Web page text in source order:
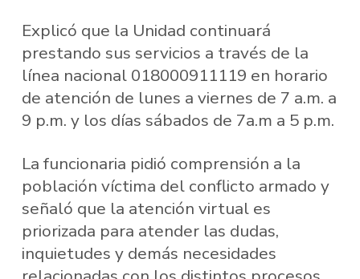
Explicó que la Unidad continuará
prestando sus servicios a través de la
línea nacional 018000911119 en horario
de atención de lunes a viernes de 7 a.m. a
9 p.m. y los días sábados de 7a.m a 5 p.m.
La funcionaria pidió comprensión a la
población víctima del conflicto armado y
señaló que la atención virtual es
priorizada para atender las dudas,
inquietudes y demás necesidades